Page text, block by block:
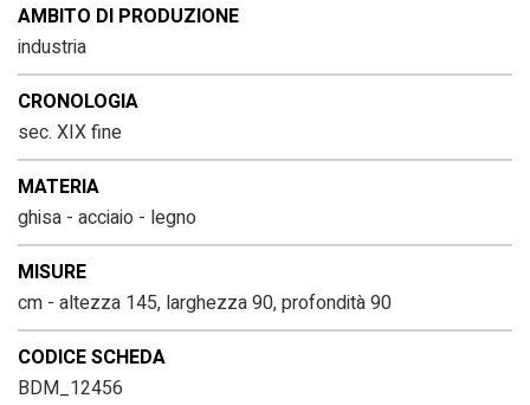
AMBITO DI PRODUZIONE
industria
CRONOLOGIA
sec. XIX fine
MATERIA
ghisa - acciaio - legno
MISURE
cm - altezza 145, larghezza 90, profondità 90
CODICE SCHEDA
BDM_12456